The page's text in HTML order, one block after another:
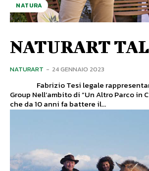
NATURA
NATURART
NATURART - 24 GENNAIO 2023
Group Nell’ambito di “Un Altro Parco in Città”, la kermesse
che da 10 anni fa battere il...